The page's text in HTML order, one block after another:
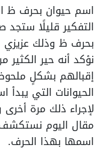
اسم حيوان بحرف ظ
التفكير قليلًا
بحرف ظ وذلك عزيزي
نؤكد أنه حير
إقبالهم بشكلٍ
الحيوانات التي
لإجراء ذلك مرة
مقال اليوم نستكشف
اسمها بهذا الحرف.